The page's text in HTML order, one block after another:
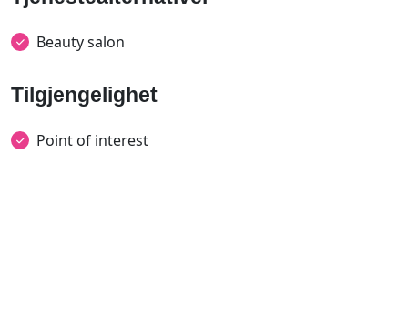
Beauty salon
Tilgjengelighet
Point of interest